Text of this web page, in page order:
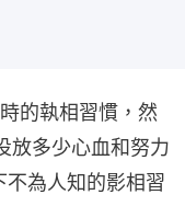
的執相習慣，然
放多少心血和努力
為人知的影相習